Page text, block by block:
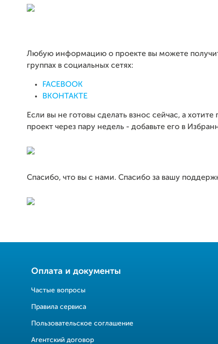
Любую информацию о проекте вы можете
группах в социальных сетях:
FACEBOOK
ВКОНТАКТЕ
Если вы не готовы сделать взнос сейчас, а
проект через пару недель - добавьте его в
Спасибо, что вы с нами. Спасибо за вашу
Оплата и документы
Частые вопросы
Правила сервиса
Пользовательское соглашение
Агентский договор